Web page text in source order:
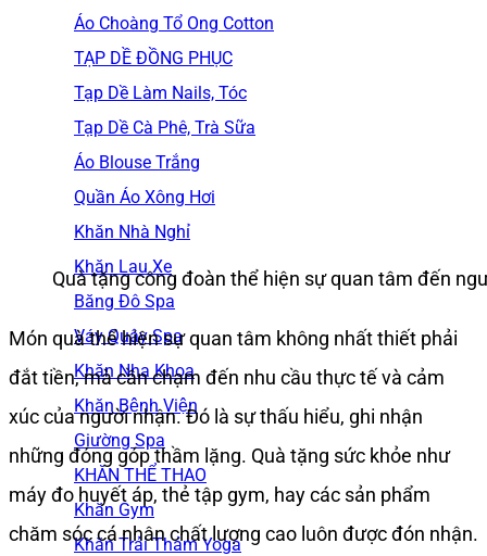
Áo Choàng Tổ Ong Cotton
TẠP DỀ ĐỒNG PHỤC
Tạp Dề Làm Nails, Tóc
Tạp Dề Cà Phê, Trà Sữa
Áo Blouse Trắng
Quần Áo Xông Hơi
Khăn Nhà Nghỉ
Khăn Lau Xe
Băng Đô Spa
Váy Quây Spa
Khăn Nha Khoa
Khăn Bệnh Viện
Giường Spa
KHĂN THỂ THAO
Khăn Gym
Khăn Trải Thảm Yoga
Quà tặng công đoàn thể hiện sự quan tâm đến
Món quà thể hiện sự quan tâm không nhất thiết phải
đắt tiền, mà cần chạm đến nhu cầu thực tế và cảm
xúc của người nhận. Đó là sự thấu hiểu, ghi nhận
những đóng góp thầm lặng. Quà tặng sức khỏe như
máy đo huyết áp, thẻ tập gym, hay các sản phẩm
chăm sóc cá nhân chất lượng cao luôn được đón nhận.